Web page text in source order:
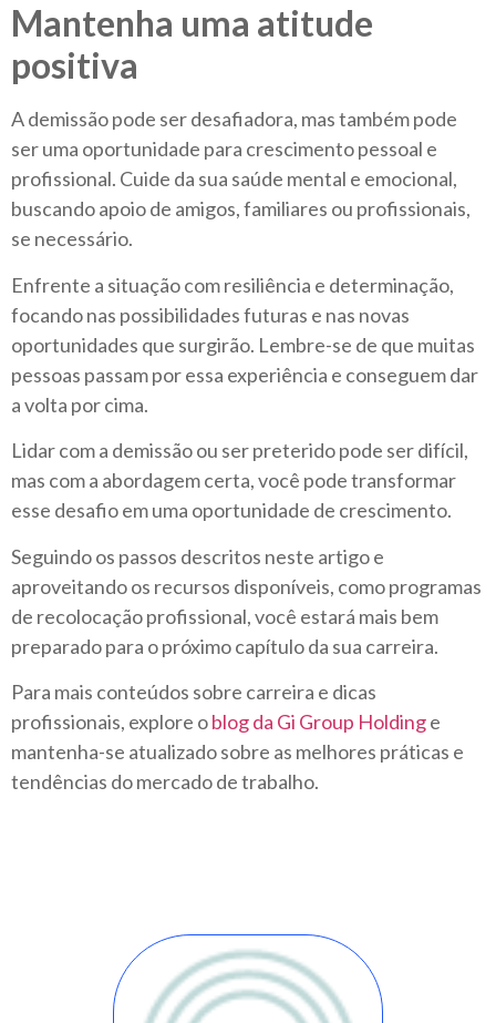
Mantenha uma atitude
positiva
A demissão pode ser desafiadora, mas também pode
ser uma oportunidade para crescimento pessoal e
profissional. Cuide da sua saúde mental e emocional,
buscando apoio de amigos, familiares ou profissionais,
se necessário.
Enfrente a situação com resiliência e determinação,
focando nas possibilidades futuras e nas novas
oportunidades que surgirão. Lembre-se de que muitas
pessoas passam por essa experiência e conseguem dar
a volta por cima.
Lidar com a demissão ou ser preterido pode ser difícil,
mas com a abordagem certa, você pode transformar
esse desafio em uma oportunidade de crescimento.
Seguindo os passos descritos neste artigo e
aproveitando os recursos disponíveis, como programas
de recolocação profissional, você estará mais bem
preparado para o próximo capítulo da sua carreira.
Para mais conteúdos sobre carreira e dicas
profissionais, explore oblog da Gi Group Holdinge
mantenha-se atualizado sobre as melhores práticas e
tendências do mercado de trabalho.